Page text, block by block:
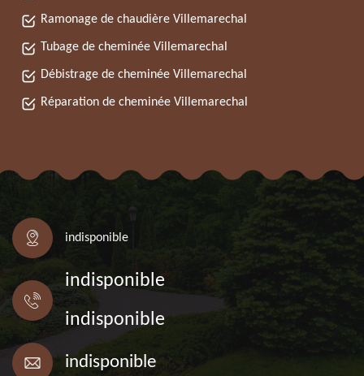
Ramonage de chaudière Villemarechal
Tubage de cheminée Villemarechal
Débistrage de cheminée Villemarechal
Réparation de cheminée Villemarechal
indisponible
indisponible
indisponible
indisponible